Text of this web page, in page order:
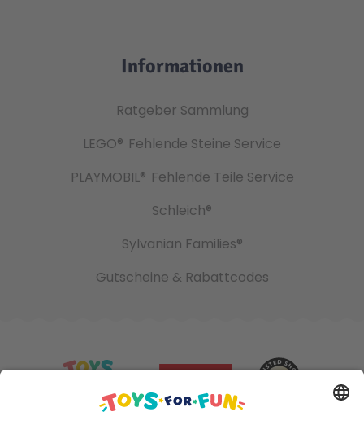
Informationen
Ratgeber Sammlung
LEGO® Fehlende Steine Service
PLAYMOBIL® Fehlende Teile Service
Schleich®
Sylvanian Families®
Gutscheine & Rabattcodes